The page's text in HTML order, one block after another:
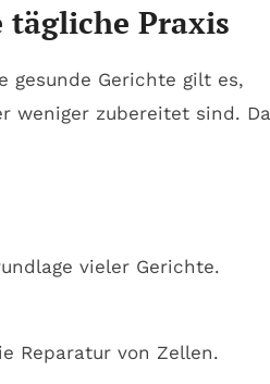
tägliche Praxis
gesunde Gerichte gilt es,
weniger zubereitet sind.
vieler Gerichte.
Reparatur von Zellen.